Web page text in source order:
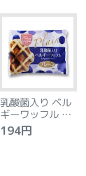
乳酸菌入り ベル
ギーワッフル プ
レーン
円